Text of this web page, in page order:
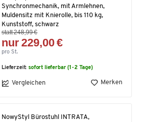
Synchronmechanik, mit Armlehnen,
Muldensitz mit Knierolle, bis 110 kg,
Kunststoff, schwarz
statt 248,99 €
nur 229,00 €
pro St.
Lieferzeit:sofort lieferbar (1-2 Tage)
Vergleichen Merken
NowyStyl Bürostuhl INTRATA,